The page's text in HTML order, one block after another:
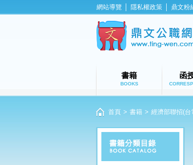
網站導覽 隱私權政策 鼎文粉
書籍
BOOKS
函
首頁 > 書籍 > 經濟部聯招(台